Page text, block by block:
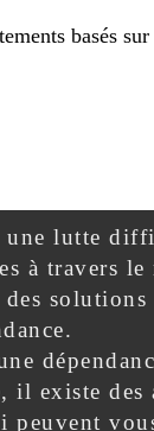
basés sur
une lutte
à travers le
il existe des
peuvent